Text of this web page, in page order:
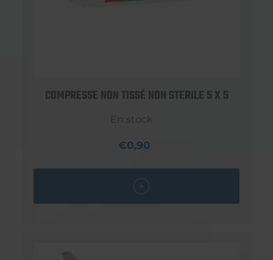
COMPRESSE NON TISSÉ NON STERILE 5 X 5
En stock
€0,90